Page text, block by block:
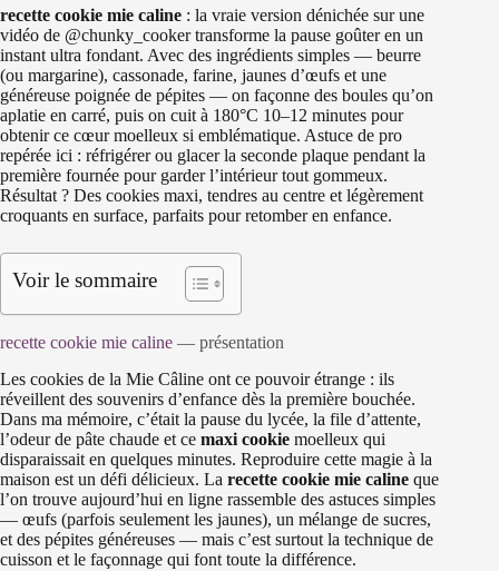
recette cookie mie caline : la vraie version dénichée sur une
vidéo de @chunky_cooker transforme la pause goûter en un
instant ultra fondant. Avec des ingrédients simples — beurre
(ou margarine), cassonade, farine, jaunes d’œufs et une
généreuse poignée de pépites — on façonne des boules qu’on
aplatie en carré, puis on cuit à 180°C 10–12 minutes pour
obtenir ce cœur moelleux si emblématique. Astuce de pro
repérée ici : réfrigérer ou glacer la seconde plaque pendant la
première fournée pour garder l’intérieur tout gommeux.
Résultat ? Des cookies maxi, tendres au centre et légèrement
croquants en surface, parfaits pour retomber en enfance.
Voir le sommaire
recette cookie mie caline — présentation
Les cookies de la Mie Câline ont ce pouvoir étrange : ils
réveillent des souvenirs d’enfance dès la première bouchée.
Dans ma mémoire, c’était la pause du lycée, la file d’attente,
l’odeur de pâte chaude et ce maxi cookie moelleux qui
disparaissait en quelques minutes. Reproduire cette magie à la
maison est un défi délicieux. La recette cookie mie caline que
l’on trouve aujourd’hui en ligne rassemble des astuces simples
— œufs (parfois seulement les jaunes), un mélange de sucres,
et des pépites généreuses — mais c’est surtout la technique de
cuisson et le façonnage qui font toute la différence.